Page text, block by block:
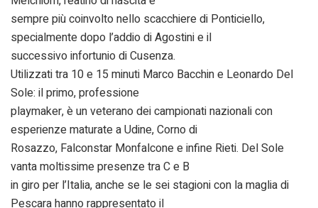
sempre più coinvolto nello scacchiere di Ponticiello,
specialmente dopo l’addio di Agostini e il
successivo infortunio di Cusenza.
Utilizzati tra 10 e 15 minuti Marco Bacchin e Leonardo Del
Sole: il primo, professione
playmaker, è un veterano dei campionati nazionali con
esperienze maturate a Udine, Corno di
Rosazzo, Falconstar Monfalcone e infine Rieti. Del Sole
vanta moltissime presenze tra C e B
in giro per l’Italia, anche se le sei stagioni con la maglia di
Pescara hanno rappresentato il